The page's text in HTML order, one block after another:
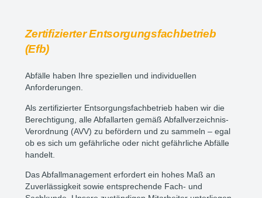
Zertifizierter Entsorgungsfachbetrieb
(Efb)
Abfälle haben Ihre speziellen und individuellen
Anforderungen.
Als zertifizierter Entsorgungsfachbetrieb haben wir die
Berechtigung, alle Abfallarten gemäß Abfallverzeichnis-
Verordnung (AVV) zu befördern und zu sammeln – egal
ob es sich um gefährliche oder nicht gefährliche Abfälle
handelt.
Das Abfallmanagement erfordert ein hohes Maß an
Zuverlässigkeit sowie entsprechende Fach- und